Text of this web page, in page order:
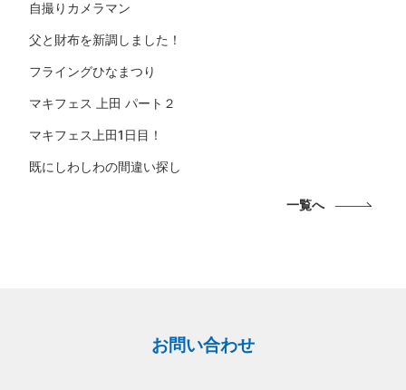
自撮りカメラマン
父と財布を新調しました！
フライングひなまつり
マキフェス 上田 パート２
マキフェス上田1日目！
既にしわしわの間違い探し
一覧へ
お問い合わせ